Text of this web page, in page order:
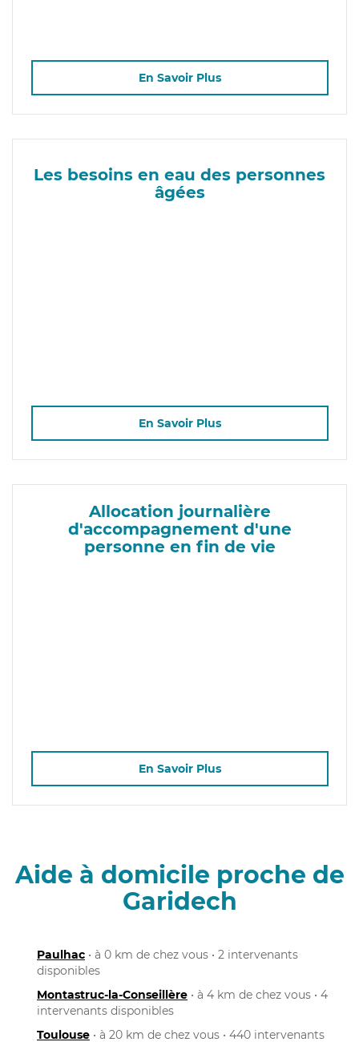
En Savoir Plus
Les besoins en eau des personnes
âgées
En Savoir Plus
Allocation journalière
d'accompagnement d'une
personne en fin de vie
En Savoir Plus
Aide à domicile proche de
Garidech
Paulhac • à 0 km de chez vous • 2 intervenants
disponibles
Montastruc-la-Conseillère • à 4 km de chez vous • 4
intervenants disponibles
Toulouse • à 20 km de chez vous • 440 intervenants